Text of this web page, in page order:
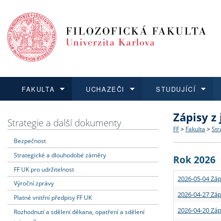
FAKULTA
Dozvědět se více
Struktura
Strategie
Podpora
UCHAZEČI
Podat přihlášku
Co
Učitelské
STUDUJÍCÍ
Dozvědět se více
Rigorózní
Dozvědět se více
O vědě a
Granty a
Dozvědět se více
Aktuální
Strategie a další dokumenty
Bezpečnost
Strategické a dlouhodobé záměry
FF UK pro udržitelnost
Výroční zprávy
Platné vnitřní předpisy FF UK
Rozhodnutí a sdělení děkana, opatření a sdělení
Zápisy
FF > Fakulta >
Rok 2026
2026-05-04
2026-04-27
2026-04-20